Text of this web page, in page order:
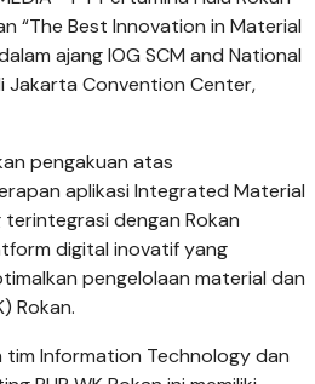
“The Best Innovation in Material
ajang IOG SCM and National
Convention Center,
pengakuan atas
aplikasi Integrated Material
dengan Rokan
digital inovatif yang
pengelolaan material dan
Rokan.
Information Technology dan